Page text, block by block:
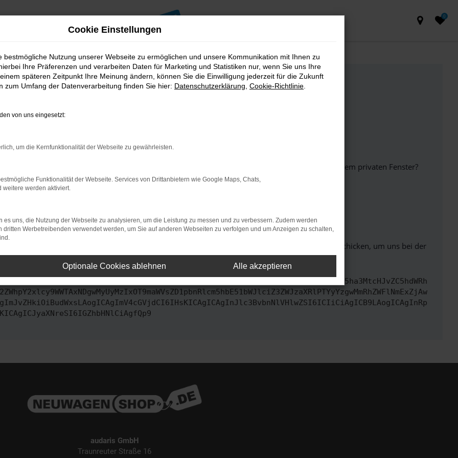
0
bestimmter Seiten verhindern. Funktioniert die Seite in einem anderen Browser oder in einem privaten Fenster?
beheben.
auf dem neuesten Stand sind.
kann auch dazu führen, dass bestimmte Funktionen nicht mehr unterstützt werden.
uns bitte. Wir werden versuchen, das Problem zu beheben. Du kannst uns diesen Text schicken, um uns bei der
audaris GmbH
Traunreuter Straße 16
Cookie Einstellungen
bestmögliche Nutzung unserer Webseite zu ermöglichen und unsere Kommunikation mit Ihnen zu
Ihre Präferenzen und verarbeiten Daten für Marketing und Statistiken nur, wenn Sie uns Ihre
späteren Zeitpunkt Ihre Meinung ändern, können Sie die Einwilligung jederzeit für die Zukunft
zum Umfang der Datenverarbeitung finden Sie hier: Datenschutzerklärung Cookie-Richtlinie
von uns eingesetzt:
um die Kernfunktionalität der Webseite zu gewährleisten.
Funktionalität der Webseite. Services von Drittanbietern wie Google Maps, Chats,
weitere werden aktiviert.
es uns, die Nutzung der Webseite zu analysieren, um die Leistung zu messen und zu verbessern. Zudem werden
dritten Werbetreibenden verwendet werden, um Sie auf anderen Webseiten zu verfolgen und um Anzeigen zu schalten,
Optionale Cookies ablehnen Alle akzeptieren